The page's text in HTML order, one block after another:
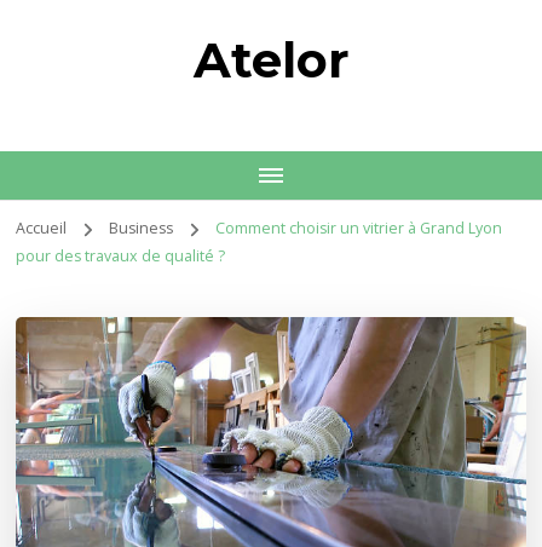
Atelor
Accueil Business
Comment choisir un vitrier à Grand Lyon
pour des travaux de qualité ?